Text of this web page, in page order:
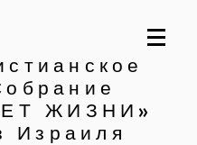
ЖИЗНИ»
Израиля